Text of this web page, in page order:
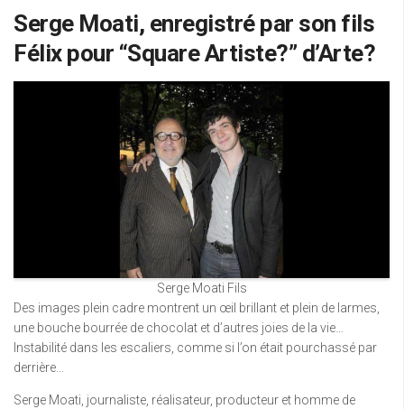
Serge Moati, enregistré par son fils
Félix pour “Square Artiste?” d’Arte?
Serge Moati Fils
Des images plein cadre montrent un œil brillant et plein de larmes,
une bouche bourrée de chocolat et d’autres joies de la vie…
Instabilité dans les escaliers, comme si l’on était pourchassé par
derrière…
Serge Moati, journaliste, réalisateur, producteur et homme de